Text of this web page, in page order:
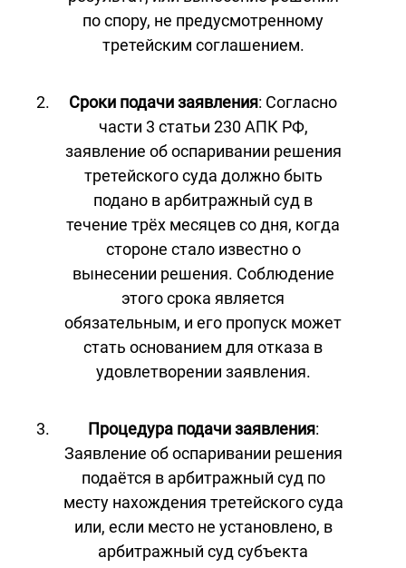
по спору, не предусмотренному
третейским соглашением.
Сроки подачи заявления: Согласно
части 3 статьи 230 АПК РФ,
заявление об оспаривании решения
третейского суда должно быть
подано в арбитражный суд в
течение трёх месяцев со дня, когда
стороне стало известно о
вынесении решения. Соблюдение
этого срока является
обязательным, и его пропуск может
стать основанием для отказа в
удовлетворении заявления.
Процедура подачи заявления:
Заявление об оспаривании решения
подаётся в арбитражный суд по
месту нахождения третейского суда
или, если место не установлено, в
арбитражный суд субъекта